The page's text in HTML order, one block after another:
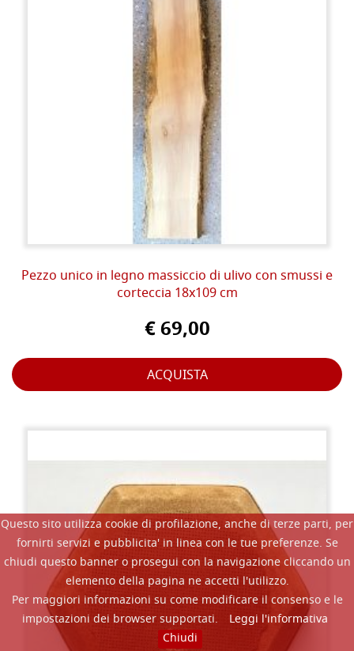
Questo sito utilizza cookie di profilazione, anche di terze parti, per
fornirti servizi e pubblicita' in linea con le tue preferenze. Se
chiudi questo banner o prosegui con la navigazione cliccando un
elemento della pagina ne accetti l'utilizzo.
Per maggiori informazioni su come modificare il consenso e le
impostazioni dei browser supportati.
Leggi l'informativa
Chiudi
Pezzo unico in legno massiccio di ulivo con smussi e
corteccia 18x109 cm
€ 69,00
ACQUISTA